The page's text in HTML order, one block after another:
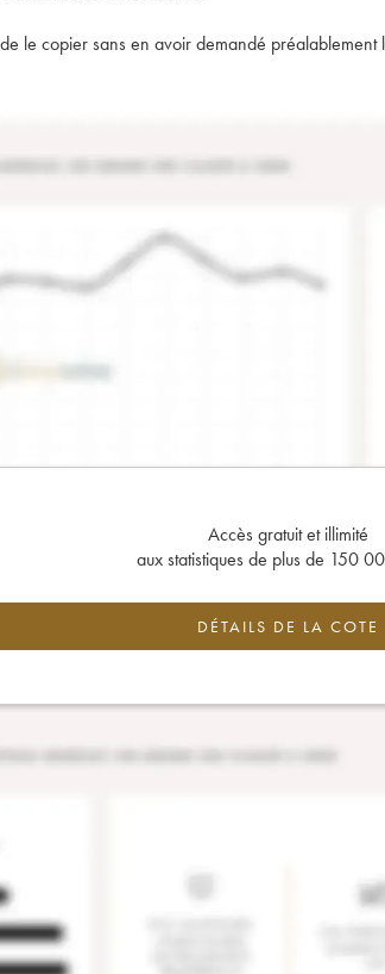
le copier sans en avoir demandé préalablement
Accès gratuit et illimité
aux statistiques de plus de 150
DÉTAILS DE LA COTE